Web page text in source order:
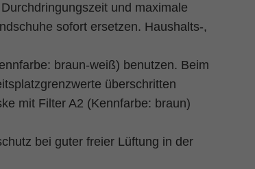
und maximale
sofort ersetzen. Haushalts-,
braun-weiß) benutzen. Beim
überschritten
mit Filter A2 (Kennfarbe: braun)
bei guter freier Lüftung in der